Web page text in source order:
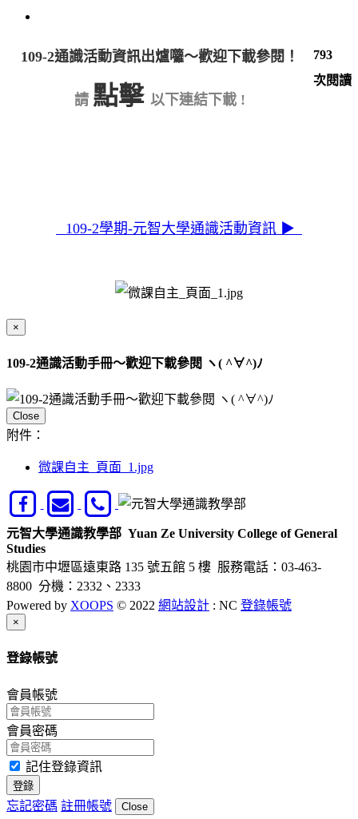
793
次閱讀
109-2通識活動資訊出爐囖～歡迎下載參閱！
請 點擊 以下連結下載 !
109-2學期-元智大學通識活動資訊 ▶
×
109-2通識活動手冊～歡迎下載參閱 ヽ( ^∀^)ﾉ
Close
附件：
微課自主_頁面_1.jpg
元智大學通識教學部 Yuan Ze University College of General
Studies
桃園市中壢區遠東路 135 號五館 5 樓 服務電話：03-463-
8800 分機：2332、2333
Powered by XOOPS © 2022 網站設計 : NC 登錄帳號
×
登錄帳號
會員帳號
會員密碼
記住登錄資訊
登錄
忘記密碼 註冊帳號 Close